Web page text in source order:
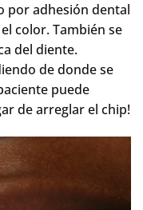
por adhesión dental
color. También se
del diente.
de donde se
puede
de arreglar el chip!